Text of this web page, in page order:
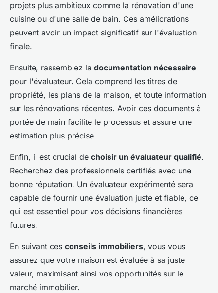
projets plus ambitieux comme la rénovation d'une
cuisine ou d'une salle de bain. Ces améliorations
peuvent avoir un impact significatif sur l'évaluation
finale.
Ensuite, rassemblez la documentation nécessaire
pour l'évaluateur. Cela comprend les titres de
propriété, les plans de la maison, et toute information
sur les rénovations récentes. Avoir ces documents à
portée de main facilite le processus et assure une
estimation plus précise.
Enfin, il est crucial de choisir un évaluateur qualifié.
Recherchez des professionnels certifiés avec une
bonne réputation. Un évaluateur expérimenté sera
capable de fournir une évaluation juste et fiable, ce
qui est essentiel pour vos décisions financières
futures.
En suivant ces conseils immobiliers, vous vous
assurez que votre maison est évaluée à sa juste
valeur, maximisant ainsi vos opportunités sur le
marché immobilier.